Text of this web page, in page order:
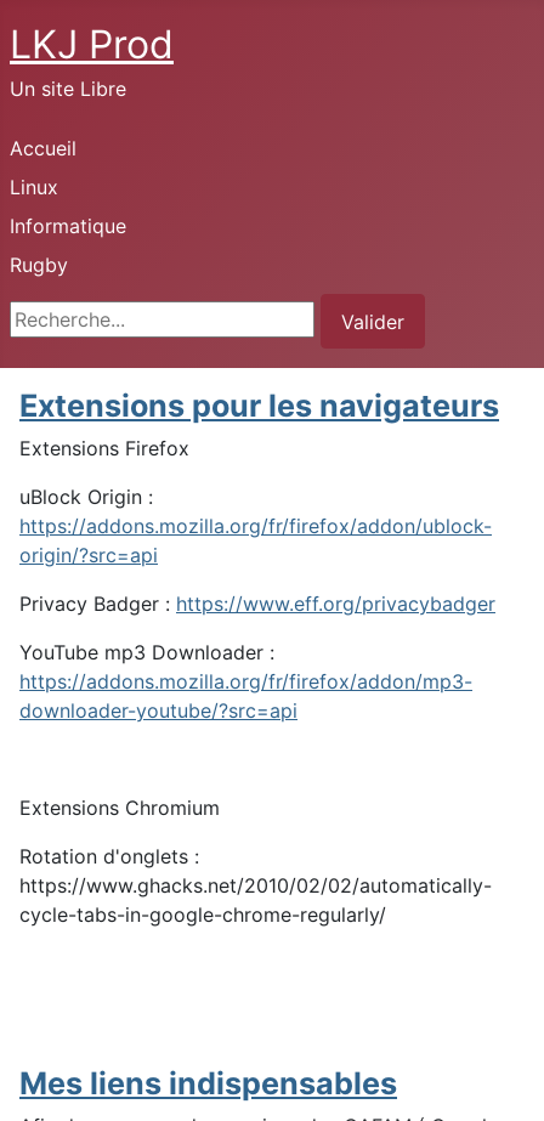
LKJ Prod
Un site Libre
Accueil
Linux
Informatique
Rugby
Rechercher
Valider
Extensions pour les navigateurs
Extensions Firefox
uBlock Origin :
https://addons.mozilla.org/fr/firefox/addon/ublock-
origin/?src=api
Privacy Badger : https://www.eff.org/privacybadger
YouTube mp3 Downloader :
https://addons.mozilla.org/fr/firefox/addon/mp3-
downloader-youtube/?src=api
Extensions Chromium
Rotation d'onglets :
https://www.ghacks.net/2010/02/02/automatically-
cycle-tabs-in-google-chrome-regularly/
Mes liens indispensables